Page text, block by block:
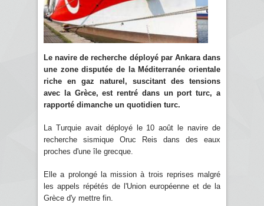
Le navire de recherche déployé par Ankara dans
une zone disputée de la Méditerranée orientale
riche en gaz naturel, suscitant des tensions
avec la Grèce, est rentré dans un port turc, a
rapporté dimanche un quotidien turc.
La Turquie avait déployé le 10 août le navire de
recherche sismique Oruc Reis dans des eaux
proches d'une île grecque.
Elle a prolongé la mission à trois reprises malgré
les appels répétés de l'Union européenne et de la
Grèce d'y mettre fin.